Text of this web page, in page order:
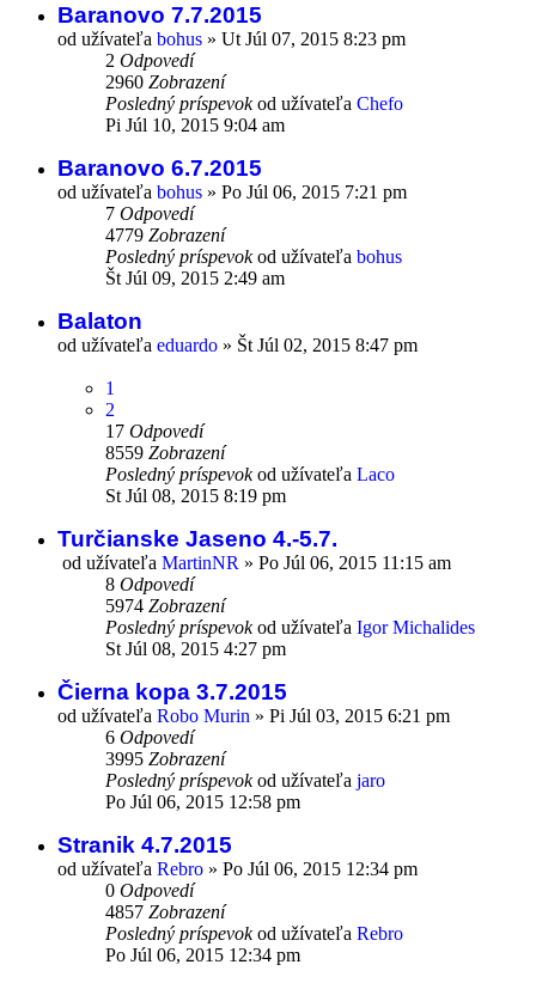
Baranovo 7.7.2015
od užívateľa bohus » Ut Júl 07, 2015 8:23 pm
2 Odpovedí
2960 Zobrazení
Posledný príspevokod užívateľa Chefo
Pi Júl 10, 2015 9:04 am
Baranovo 6.7.2015
od užívateľa bohus » Po Júl 06, 2015 7:21 pm
7 Odpovedí
4779 Zobrazení
Posledný príspevokod užívateľa bohus
Št Júl 09, 2015 2:49 am
Balaton
od užívateľa eduardo » Št Júl 02, 2015 8:47 pm
1
2
17 Odpovedí
8559 Zobrazení
Posledný príspevokod užívateľa Laco
St Júl 08, 2015 8:19 pm
Turčianske Jaseno 4.-5.7.
od užívateľa MartinNR » Po Júl 06, 2015 11:15 am
8 Odpovedí
5974 Zobrazení
Posledný príspevokod užívateľa Igor Michalides
St Júl 08, 2015 4:27 pm
Čierna kopa 3.7.2015
od užívateľa Robo Murin » Pi Júl 03, 2015 6:21 pm
6 Odpovedí
3995 Zobrazení
Posledný príspevokod užívateľa jaro
Po Júl 06, 2015 12:58 pm
Stranik 4.7.2015
od užívateľa Rebro » Po Júl 06, 2015 12:34 pm
0 Odpovedí
4857 Zobrazení
Posledný príspevokod užívateľa Rebro
Po Júl 06, 2015 12:34 pm